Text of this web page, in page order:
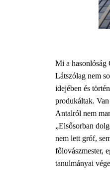
Mi a hasonlóság
Látszólag nem
idejében és
produkáltak.
Antalról nem
„Elsősorban
nem lett gróf,
főlovászmester,
tanulmányai